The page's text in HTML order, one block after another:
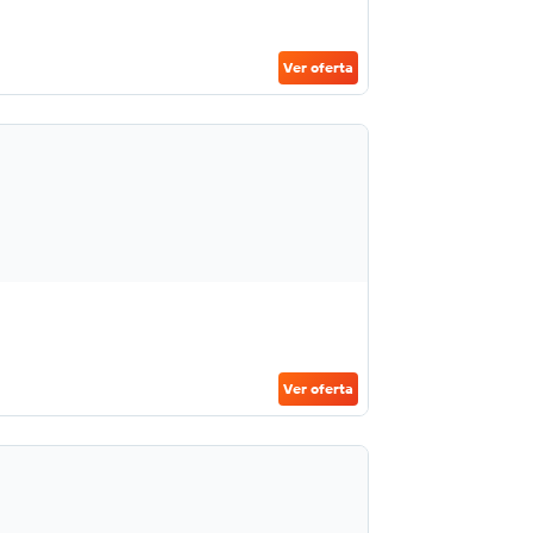
Ver oferta
Ver oferta